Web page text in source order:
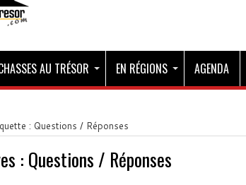
AU TRÉSOR EN RÉGIONS AGENDA
: Questions / Réponses
: Questions / Réponses